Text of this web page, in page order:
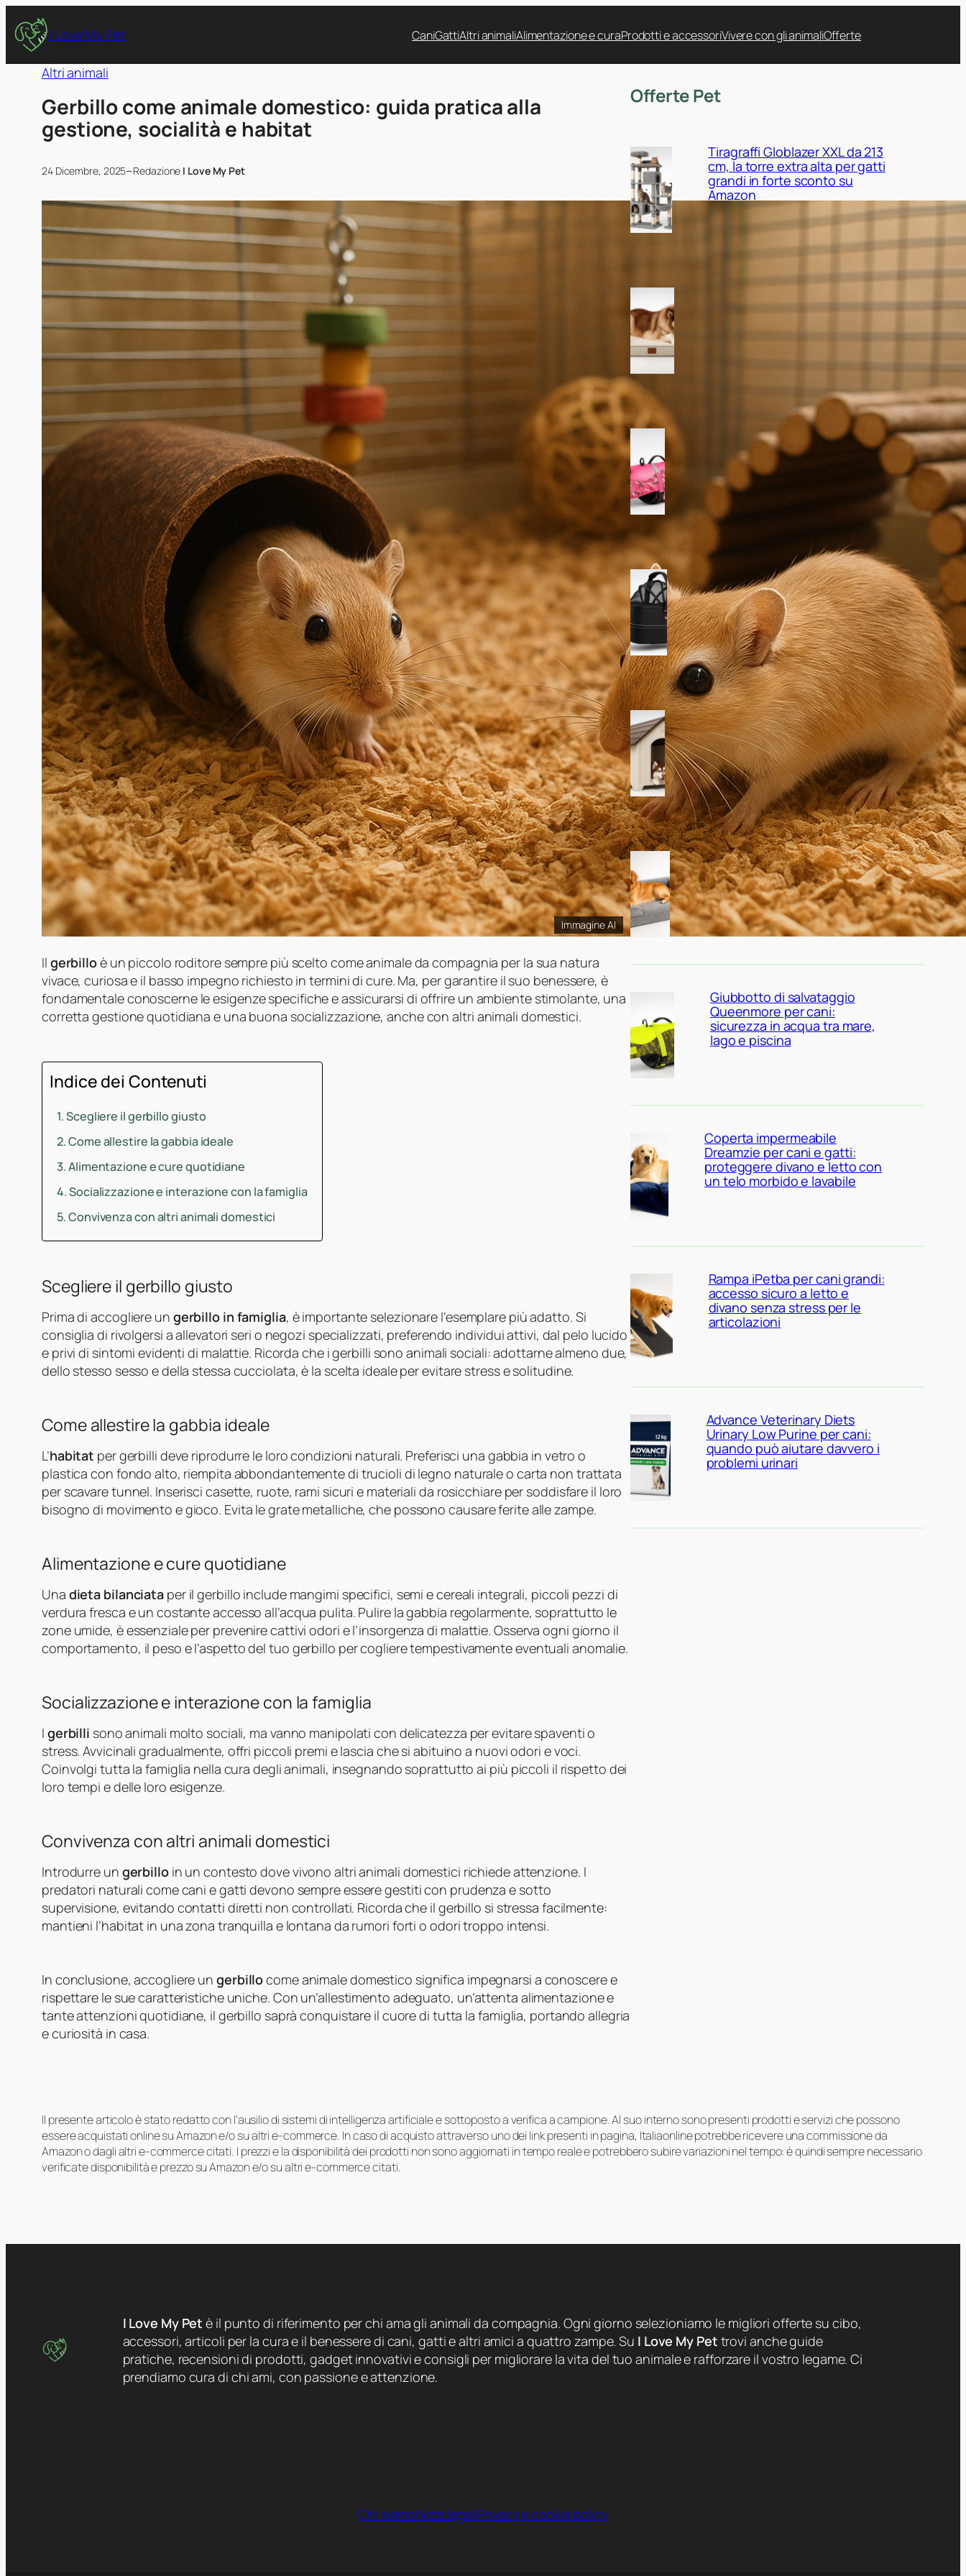
I Love My Pet CaniGattiAltri animaliAlimentazione e curaProdotti e accessoriVivere con gli animaliOfferte
Altri animali
Gerbillo come animale domestico: guida pratica alla
gestione, socialità e habitat
24 Dicembre, 2025–Redazione I Love My Pet
Immagine AI
Il gerbilloè un piccolo roditore sempre più scelto come animale da compagnia per la sua natura
vivace, curiosa e il basso impegno richiesto in termini di cure. Ma, per garantire il suo benessere, è
fondamentale conoscerne le esigenze specifiche e assicurarsi di offrire un ambiente stimolante, una
corretta gestione quotidiana e una buona socializzazione, anche con altri animali domestici.
Indice dei Contenuti
Scegliere il gerbillo giusto
Come allestire la gabbia ideale
Alimentazione e cure quotidiane
Socializzazione e interazione con la famiglia
Convivenza con altri animali domestici
Scegliere il gerbillo giusto
Prima di accogliere un gerbillo in famiglia, è importante selezionare l’esemplare più adatto. Si
consiglia di rivolgersi a allevatori seri o negozi specializzati, preferendo individui attivi, dal pelo lucido
e privi di sintomi evidenti di malattie. Ricorda che i gerbilli sono animali sociali: adottarne almeno due,
dello stesso sesso e della stessa cucciolata, è la scelta ideale per evitare stress e solitudine.
Come allestire la gabbia ideale
L’habitat per gerbilli deve riprodurre le loro condizioni naturali. Preferisci una gabbia in vetro o
plastica con fondo alto, riempita abbondantemente di trucioli di legno naturale o carta non trattata
per scavare tunnel. Inserisci casette, ruote, rami sicuri e materiali da rosicchiare per soddisfare il loro
bisogno di movimento e gioco. Evita le grate metalliche, che possono causare ferite alle zampe.
Alimentazione e cure quotidiane
Una dieta bilanciata per il gerbillo include mangimi specifici, semi e cereali integrali, piccoli pezzi di
verdura fresca e un costante accesso all’acqua pulita. Pulire la gabbia regolarmente, soprattutto le
zone umide, è essenziale per prevenire cattivi odori e l’insorgenza di malattie. Osserva ogni giorno il
comportamento, il peso e l’aspetto del tuo gerbillo per cogliere tempestivamente eventuali anomalie.
Socializzazione e interazione con la famiglia
I gerbilli sono animali molto sociali, ma vanno manipolati con delicatezza per evitare spaventi o
stress. Avvicinali gradualmente, offri piccoli premi e lascia che si abituino a nuovi odori e voci.
Coinvolgi tutta la famiglia nella cura degli animali, insegnando soprattutto ai più piccoli il rispetto dei
loro tempi e delle loro esigenze.
Convivenza con altri animali domestici
Introdurre un gerbilloin un contesto dove vivono altri animali domestici richiede attenzione. I
predatori naturali come cani e gatti devono sempre essere gestiti con prudenza e sotto
supervisione, evitando contatti diretti non controllati. Ricorda che il gerbillo si stressa facilmente:
mantieni l’habitat in una zona tranquilla e lontana da rumori forti o odori troppo intensi.
In conclusione, accogliere un gerbillocome animale domestico significa impegnarsi a conoscere e
rispettare le sue caratteristiche uniche. Con un’allestimento adeguato, un’attenta alimentazione e
tante attenzioni quotidiane, il gerbillo saprà conquistare il cuore di tutta la famiglia, portando allegria
e curiosità in casa.
Offerte Pet
Tiragraffi Globlazer XXL da 213
cm, la torre extra alta per gatti
grandi in forte sconto su
Amazon
da interno, il maxi cuscino
Giubbotto di salvataggio
Queenmore per cani, il modello
rosa mimetico ideale per mare
e piscina in offerta su Amazon
Cestino bici frontale TRIXIE per
cani fino a 6 kg, l’accessorio
per le pedalate in città in super
offerta su Amazon
PawHut cuccia per cani da
esterno taglia grande, la
casetta in plastica
impermeabile ora a prezzo
ribassato su Amazon
Cuccia ortopedica Feandrea
Blomfy per cani: un letto
comodo per sostegno di
schiena e articolazioni
Giubbotto di salvataggio
Queenmore per cani:
sicurezza in acqua tra mare,
lago e piscina
Coperta impermeabile
Dreamzie per cani e gatti:
proteggere divano e letto con
un telo morbido e lavabile
Rampa iPetba per cani grandi:
accesso sicuro a letto e
divano senza stress per le
articolazioni
Advance Veterinary Diets
Urinary Low Purine per cani:
quando può aiutare davvero i
problemi urinari
Il presente articolo è stato redatto con l’ausilio di sistemi di intelligenza artificiale e sottoposto a verifica a campione. Al suo interno sono presenti prodotti e servizi che possono
essere acquistati online su Amazon e/o su altri e-commerce. In caso di acquisto attraverso uno dei link presenti in pagina, Italiaonline potrebbe ricevere una commissione da
Amazon o dagli altri e-commerce citati. I prezzi e la disponibilità dei prodotti non sono aggiornati in tempo reale e potrebbero subire variazioni nel tempo: è quindi sempre necessario
verificate disponibilità e prezzo su Amazon e/o su altri e-commerce citati.
I Love My Pet è il punto di riferimento per chi ama gli animali da compagnia. Ogni giorno selezioniamo le migliori offerte su cibo,
accessori, articoli per la cura e il benessere di cani, gatti e altri amici a quattro zampe. Su I Love My Pet trovi anche guide
pratiche, recensioni di prodotti, gadget innovativi e consigli per migliorare la vita del tuo animale e rafforzare il vostro legame. Ci
prendiamo cura di chi ami, con passione e attenzione.
Chi siamoNote legaliPrivacy e cookie policy